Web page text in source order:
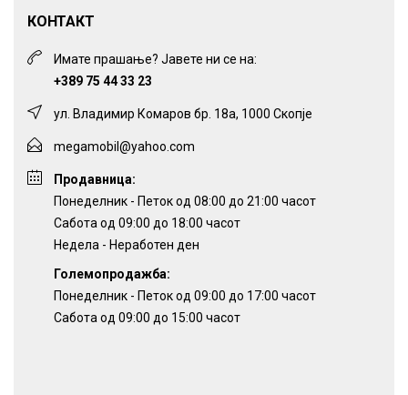
КОНТАКТ
Имате прашање? Јавете ни се на:
+389 75 44 33 23
ул. Владимир Комаров бр. 18а, 1000 Скопје
megamobil@yahoo.com
Продавница:
Понеделник - Петок од 08:00 до 21:00 часот
Сабота од 09:00 до 18:00 часот
Недела - Неработен ден
Големопродажба:
Понеделник - Петок од 09:00 до 17:00 часот
Сабота од 09:00 до 15:00 часот